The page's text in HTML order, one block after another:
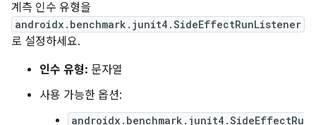
계측 인수 유형을
androidx.benchmark.junit4.SideEffectRunListener
로 설정하세요.
인수 유형: 문자열
사용 가능한 옵션:
androidx.benchmark.junit4.SideEffectRu